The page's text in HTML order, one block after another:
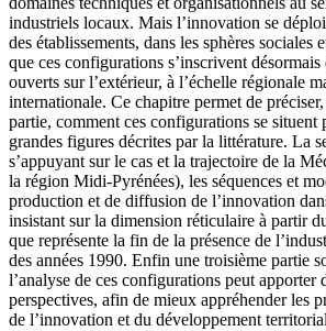
industriels locaux. Mais l’innovation se
des établissements, dans les sphères sociales
que ces configurations s’inscrivent désormais
ouverts sur l’extérieur, à l’échelle régionale
internationale. Ce chapitre permet de
partie, comment ces configurations se situent
grandes figures décrites par la littérature. La
s’appuyant sur le cas et la trajectoire de la
la région Midi-Pyrénées), les séquences et
production et de diffusion de l’innovation
insistant sur la dimension réticulaire à partir
que représente la fin de la présence de
des années 1990. Enfin une troisième partie
l’analyse de ces configurations peut apporter
perspectives, afin de mieux appréhender les
de l’innovation et du développement